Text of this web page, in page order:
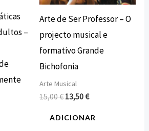
–
Arte de Ser Professor – O
projecto musical e
formativo Grande
Bichofonia
Arte Musical
15,00€ 13,50€
ADICIONAR